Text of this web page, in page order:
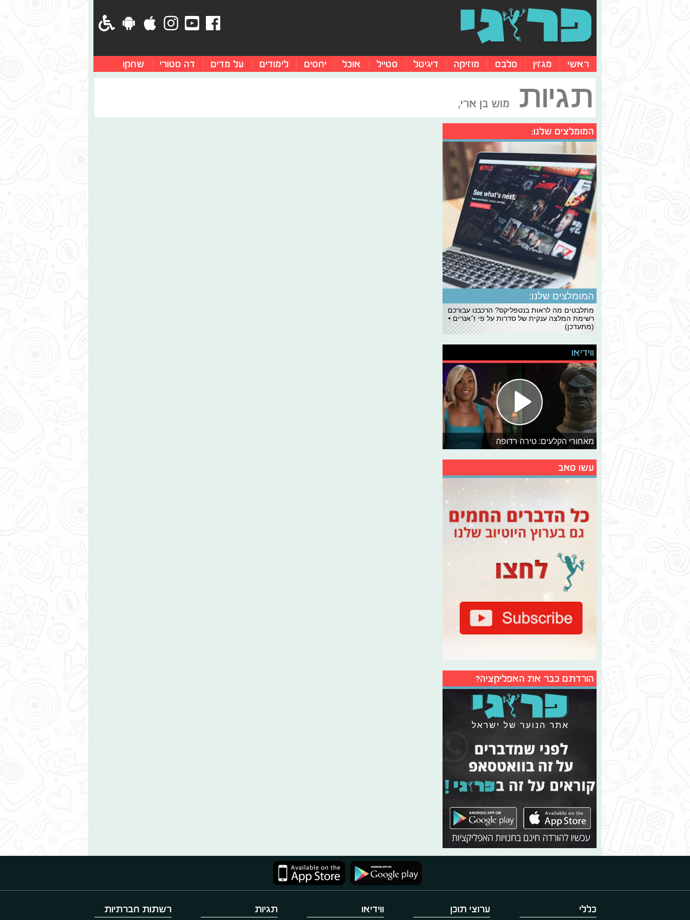
ראשי מגזין סלבס מוזיקה דיגיטל סטייל אוכל יחסים לימודים על מדים דה סטורי שחקו
תגיות מוש בן ארי,
המומלצים שלנו:
המומלצים שלנו:
מתלבטים מה לראות בנטפליקס? הרכבנו עבורכם
רשימת המלצה ענקית של סדרות על פי ז׳אנרים •
(מתעדכן)
ווידיאו
מאחורי הקלעים: טירה רדופה
עשו סאב
הורדתם כבר את האפליקציה?
כללי ערוצי תוכן ווידיאו תגיות רשתות חברתיות